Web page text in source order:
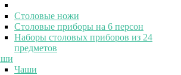
Столовые ножи
Столовые приборы на 6 персон
Наборы столовых приборов из 24
предметов
Чаши